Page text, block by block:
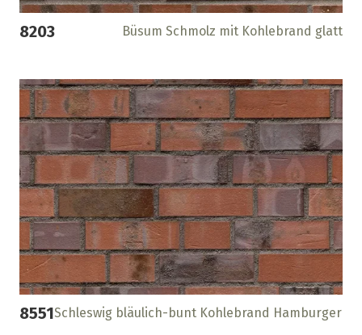
8203 Büsum Schmolz mit Kohlebrand glatt
8551Schleswig bläulich-bunt Kohlebrand Hamburger